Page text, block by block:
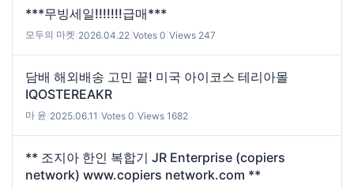
***무빙세일!!!!!!!급매***
모두의 마켓 2026.04.22 Votes 0 Views 247
담배 해외배송 고민 끝! 미국 아이코스 테리아몰
IQOSTEREAKR
마 윤 2025.06.11 Votes 0 Views 1682
** 조지아 한인 복합기 JR Enterprise (copiers
network) www.copiers network.com **